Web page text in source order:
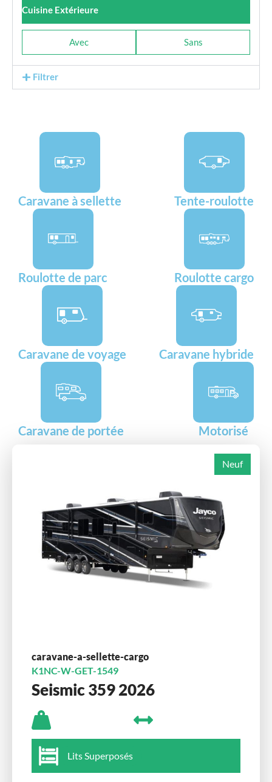
Cuisine Extérieure
Avec Sans
Filtrer
Caravane à sellette Tente-roulotte
Roulotte de parc Roulotte cargo
Caravane de voyage Caravane hybride
Caravane de portée Motorisé
Neuf
caravane-a-sellette-cargo
K1NC-W-GET-1549
Seismic 359 2026
Lits Superposés